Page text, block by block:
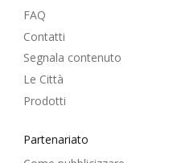
FAQ
Contatti
Segnala contenuto
Le Città
Prodotti
Partenariato